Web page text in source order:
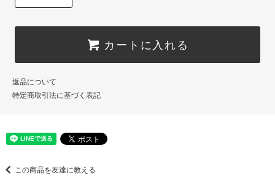
カートに入れる
返品について
特定商取引法に基づく表記
この商品を友達に教える